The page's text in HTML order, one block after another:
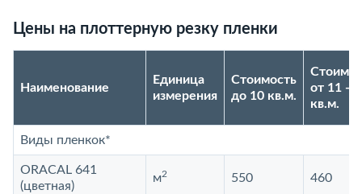
Цены на плоттерную резку пленки
Наименование
Единица
измерения
Стоимость
до 10 кв.м.
от 11 -
кв.м.
Виды пленкок*
ORACAL 641
(цветная)
м2 550 460